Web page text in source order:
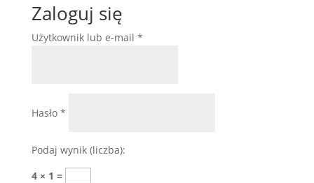
Zaloguj się
Użytkownik lub e-mail *Wymagane
Hasło *
Podaj wynik (liczba):
4 × 1 =